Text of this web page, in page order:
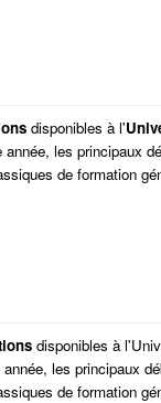
disponibles à l'
les principaux
de formation
disponibles à
les principaux
de formation